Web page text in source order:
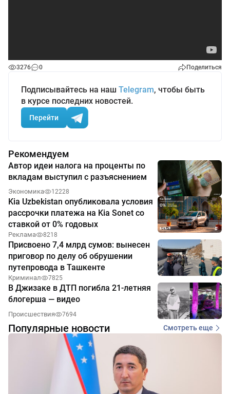
3276 0 Поделиться
Подписывайтесь на наш Telegram, чтобы быть
в курсе последних новостей.
Перейти
Рекомендуем
Автор идеи налога на проценты по
вкладам выступил с разъяснением
Экономика 12228
Kia Uzbekistan опубликовала условия
рассрочки платежа на Kia Sonet со
ставкой от 0% годовых
Реклама 8218
Присвоено 7,4 млрд сумов: вынесен
приговор по делу об обрушении
путепровода в Ташкенте
Криминал 7825
В Джизаке в ДТП погибла 21-летняя
блогерша — видео
Происшествия 7694
Популярные новости Смотреть еще